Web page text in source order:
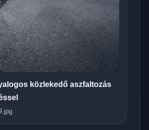
közlekedő aszfaltozás